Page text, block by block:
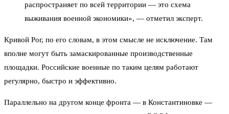
распространяет по всей территории — это схема
выживания военной экономики», — отметил эксперт.
Кривой Рог, по его словам, в этом смысле не исключение. Там
вполне могут быть замаскированные производственные
площадки. Российские военные по таким целям работают
регулярно, быстро и эффективно.
Параллельно на другом конце фронта — в Константиновке —